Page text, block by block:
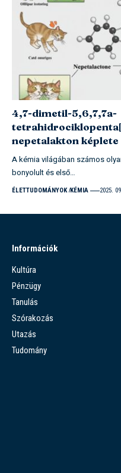
4,7-dimetil-5,6,7,7a-
nepetalakton
A kémia világában számos
bonyolult és első…
ÉLETTUDOMÁNYOK KÉMIA 2025.
Információk
Kultúra
Pénzügy
Tanulás
Szórakozás
Utazás
Tudomány